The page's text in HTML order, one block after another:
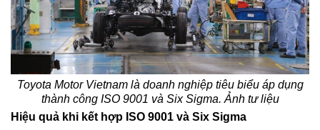
Toyota Motor Vietnam là doanh nghiệp tiêu biểu áp dụng
thành công ISO 9001 và Six Sigma. Ảnh tư liệu
Hiệu quả khi kết hợp ISO 9001 và Six Sigma